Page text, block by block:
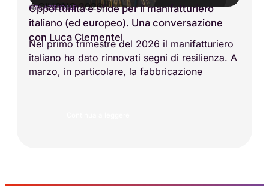
4 GIUGNO 2026
VITA AZIENDALE
Opportunità e sfide per il manifatturiero
italiano (ed europeo). Una conversazione
con Luca Clementel
Nel primo trimestre del 2026 il manifatturiero
italiano ha dato rinnovati segni di resilienza. A
marzo, in particolare, la fabbricazione